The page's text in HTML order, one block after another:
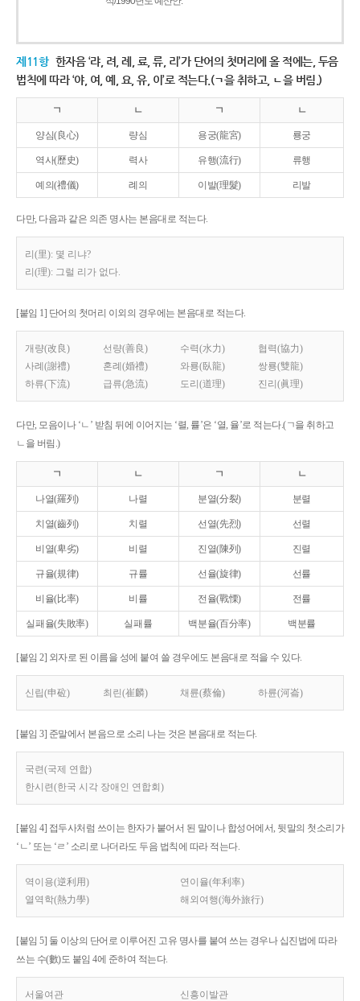
제11항 한자음 ‘랴, 려, 례, 료, 류, 리’가 단어의 첫머리에 올 적에는, 두음
법칙에 따라 ‘야, 여, 예, 요, 유, 이’로 적는다.(ㄱ을 취하고, ㄴ을 버림.)
ㄱ ㄴ ㄱ ㄴ
양심(良心) 량심 용궁(龍宮) 룡궁
역사(歷史) 력사 유행(流行) 류행
예의(禮儀) 례의 이발(理髮) 리발
다만, 다음과 같은 의존 명사는 본음대로 적는다.
리(里): 몇 리냐?
리(理): 그럴 리가 없다.
[붙임 1] 단어의 첫머리 이외의 경우에는 본음대로 적는다.
개량(改良) 선량(善良) 수력(水力)
협력(協力)
사례(謝禮)
혼례(婚禮) 와룡(臥龍)
쌍룡(雙龍)
하류(下流)
급류(急流) 도리(道理) 진리(眞理)
다만, 모음이나 ‘ㄴ’ 받침 뒤에 이어지는 ‘렬, 률’은 ‘열, 율’로 적는다.(ㄱ을 취하고
ㄴ을 버림.)
ㄱ ㄴ ㄱ ㄴ
나열(羅列) 나렬 분열(分裂) 분렬
치열(齒列) 치렬 선열(先烈) 선렬
비열(卑劣) 비렬 진열(陳列) 진렬
규율(規律) 규률 선율(旋律) 선률
비율(比率) 비률 전율(戰慄) 전률
실패율(失敗率) 실패률 백분율(百分率) 백분률
[붙임 2] 외자로 된 이름을 성에 붙여 쓸 경우에도 본음대로 적을 수 있다.
신립(申砬) 최린(崔麟) 채륜(蔡倫) 하륜(河崙)
[붙임 3] 준말에서 본음으로 소리 나는 것은 본음대로 적는다.
국련(국제 연합)
한시련(한국 시각 장애인 연합회)
[붙임 4] 접두사처럼 쓰이는 한자가 붙어서 된 말이나 합성어에서, 뒷말의 첫소리가
‘ㄴ’ 또는 ‘ㄹ’ 소리로 나더라도 두음 법칙에 따라 적는다.
역이용(逆利用)
연이율(年利率)
열역학(熱力學)
해외여행(海外旅行)
[붙임 5] 둘 이상의 단어로 이루어진 고유 명사를 붙여 쓰는 경우나 십진법에 따라
쓰는 수(數)도 붙임 4에 준하여 적는다.
서울여관 신흥이발관